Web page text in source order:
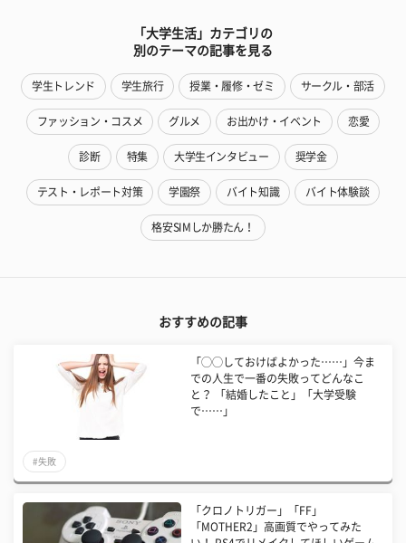
「大学生活」カテゴリの
別のテーマの記事を見る
学生トレンド 学生旅行 授業・履修・ゼミ サークル・部活
ファッション・コスメ グルメ お出かけ・イベント 恋愛
診断 特集 大学生インタビュー 奨学金
テスト・レポート対策 学園祭 バイト知識 バイト体験談
格安SIMしか勝たん！
おすすめの記事
「◯◯しておけばよかった……」今ま
での人生で一番の失敗ってどんなこ
と？ 「結婚したこと」「大学受験
で……」
#失敗
「クロノトリガー」「FF」
「MOTHER2」高画質でやってみた